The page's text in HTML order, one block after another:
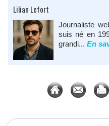
Lilian Lefort
Journaliste
suis né en
grandi... En